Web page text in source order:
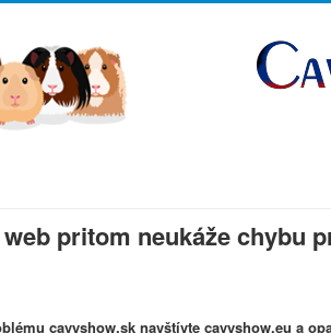
pritom neukáže chybu
cavyshow.sk navštívte cavyshow.eu a